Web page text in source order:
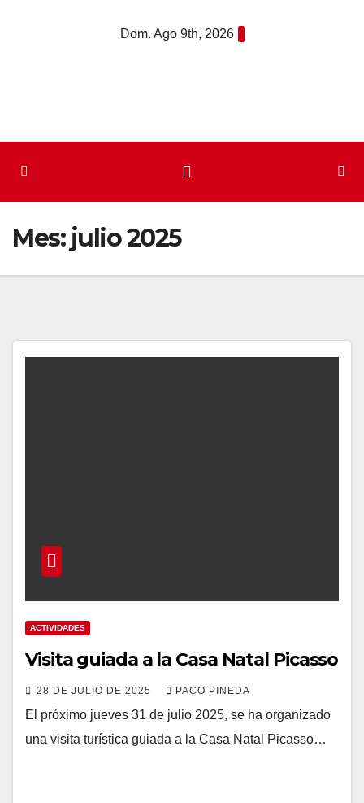
Dom. Ago 9th, 2026
Mes: julio 2025
ACTIVIDADES
Visita guiada a la Casa Natal Picasso
28 DE JULIO DE 2025 PACO PINEDA
El próximo jueves 31 de julio 2025, se ha organizado
una visita turística guiada a la Casa Natal Picasso…